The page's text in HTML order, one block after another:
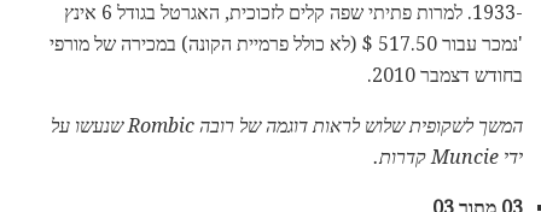
-1933. למרות פתיתי שפה קלים לזכוכית, האגרטל בגודל 6 אינץ
'נמכר עבור 517.50 $ (לא כולל פרמיית הקונה) במכירה של מורפי
בחודש דצמבר 2010.
המשך לשקופית שלוש לראות דוגמה של רובה Rombic שנעשו על
ידי Muncie קדרות.